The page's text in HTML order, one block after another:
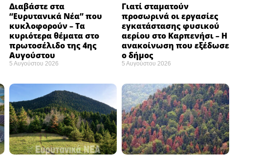
Διαβάστε στα
“Ευρυτανικά Νέα” που
κυκλοφορούν – Τα
κυριότερα θέματα στο
πρωτοσέλιδο της 4ης
Αυγούστου
5 Αυγούστου 2026
Γιατί σταματούν
προσωρινά οι εργασίες
εγκατάστασης φυσικού
αερίου στο Καρπενήσι – Η
ανακοίνωση που εξέδωσε
ο δήμος
5 Αυγούστου 2026